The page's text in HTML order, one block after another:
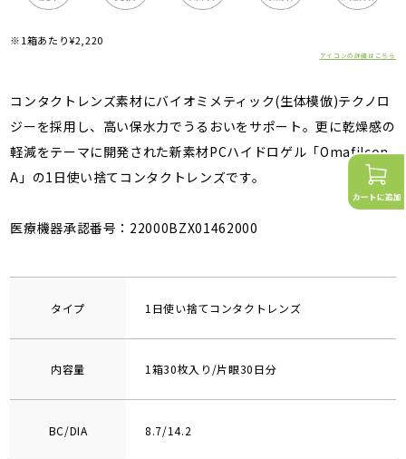
※1箱あたり¥2,220
アイコンの詳細はこちら
コンタクトレンズ素材にバイオミメティック(生体模倣)テクノロ
ジーを採用し、高い保水力でうるおいをサポート。更に乾燥感の
軽減をテーマに開発された新素材PCハイドロゲル「Omafilcon
A」の1日使い捨てコンタクトレンズです。
医療機器承認番号：22000BZX01462000
タイプ 1日使い捨てコンタクトレンズ
内容量 1箱30枚入り/片眼30日分
BC/DIA 8.7/14.2